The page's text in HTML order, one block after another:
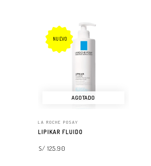
AGOTADO
NUEVO
LA ROCHE POSAY
LIPIKAR FLUIDO
S/ 125.90